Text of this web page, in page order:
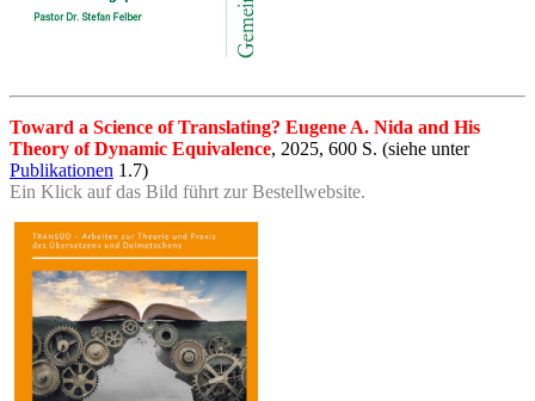
Toward a Science of Translating? Eugene A. Nida and His
Theory of Dynamic Equivalence, 2025, 600 S. (siehe unter
Publikationen 1.7)
Ein Klick auf das Bild führt zur Bestellwebsite.